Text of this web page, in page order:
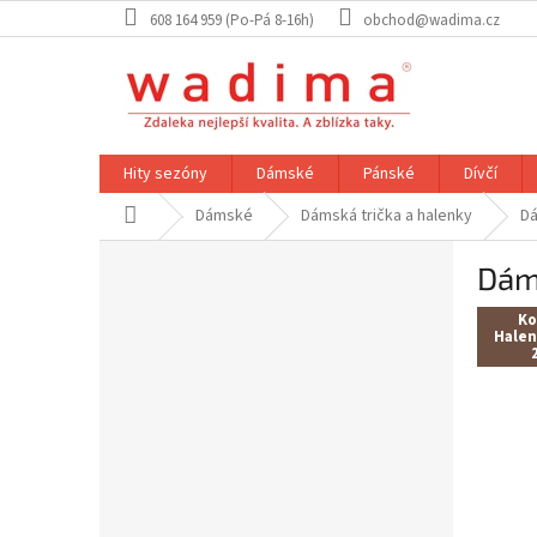
na
608 164 959 (Po-Pá 8-16h) obchod@wadima.cz
Hity sezóny Dámské Pánské Dívčí
Domů Dámské Dámská trička a halenky